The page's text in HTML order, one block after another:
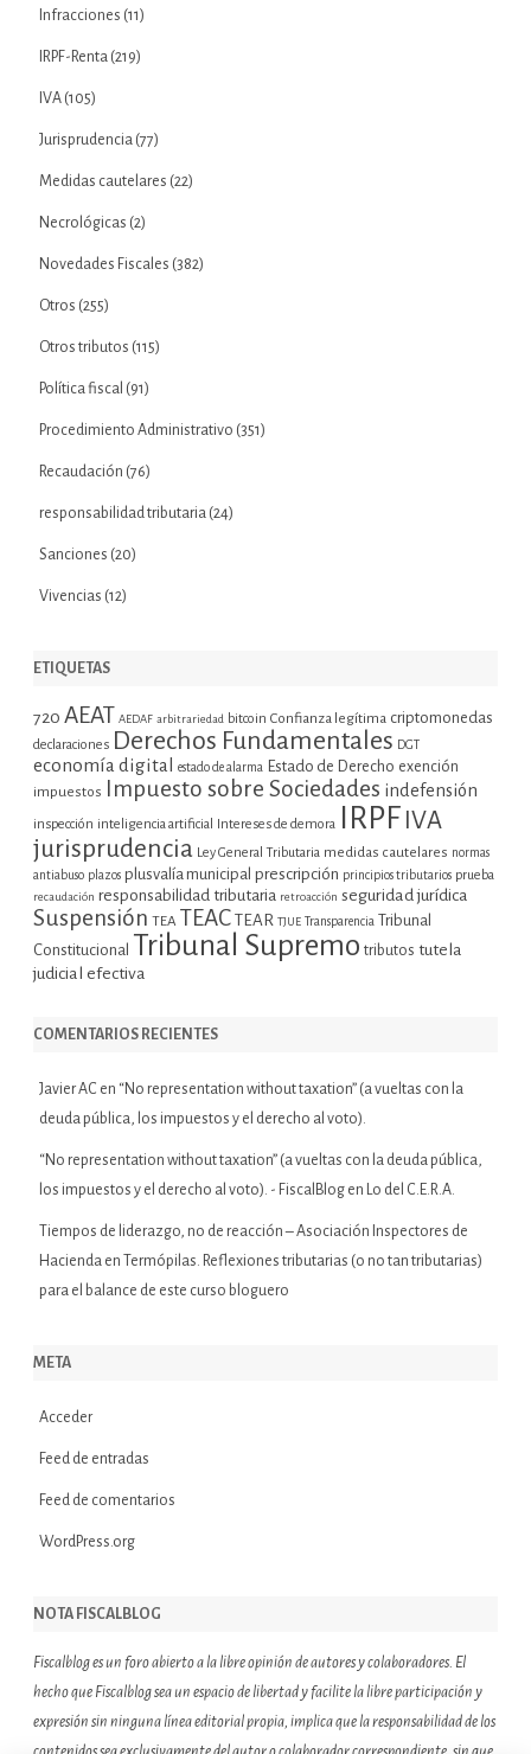
Infracciones (11)
IRPF-Renta (219)
IVA (105)
Jurisprudencia (77)
Medidas cautelares (22)
Necrológicas (2)
Novedades Fiscales (382)
Otros (255)
Otros tributos (115)
Política fiscal (91)
Procedimiento Administrativo (351)
Recaudación (76)
responsabilidad tributaria (24)
Sanciones (20)
Vivencias (12)
ETIQUETAS
720 AEAT AEDAF arbitrariedad bitcoin Confianza legítima criptomonedas
declaraciones Derechos Fundamentales DGT
economía digital estado de alarma Estado de Derecho exención
impuestos Impuesto sobre Sociedades indefensión
inspección inteligencia artificial Intereses de demora IRPF IVA
jurisprudencia Ley General Tributaria medidas cautelares normas
antiabuso plazos plusvalía municipal prescripción principios tributarios prueba
recaudación responsabilidad tributaria retroacción seguridad jurídica
Suspensión TEA TEAC TEAR TJUE Transparencia Tribunal
Constitucional Tribunal Supremo tributos tutela
judicial efectiva
COMENTARIOS RECIENTES
Javier AC en “No representation without taxation” (a vueltas con la
deuda pública, los impuestos y el derecho al voto).
“No representation without taxation” (a vueltas con la deuda pública,
los impuestos y el derecho al voto). - FiscalBlog en Lo del C.E.R.A.
Tiempos de liderazgo, no de reacción – Asociación Inspectores de
Hacienda en
Termópilas. Reflexiones tributarias (o no tan tributarias)
para el balance de este curso bloguero
META
Acceder
Feed de entradas
Feed de comentarios
WordPress.org
NOTA FISCALBLOG
Fiscalblog es un foro abierto a la libre opinión de autores y colaboradores. El
hecho que Fiscalblog sea un espacio de libertad y facilite la libre participación y
expresión sin ninguna línea editorial propia, implica que la responsabilidad de los